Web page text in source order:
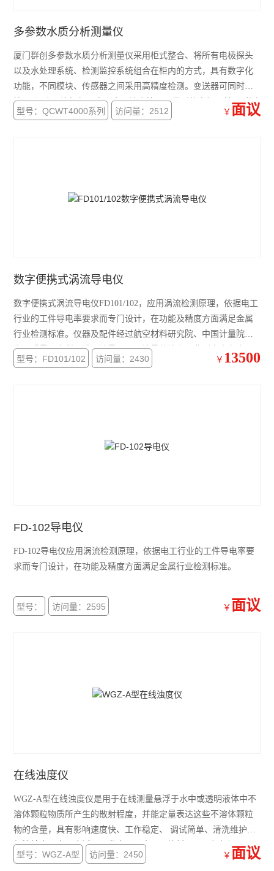
多参数水质分析测量仪
厦门群创多参数水质分析测量仪采用柜式整合、将所有电极探头
以及水处理系统、检测监控系统组合在柜内的方式，具有数字化
功能，不同模块、传感器之间采用高精度检测。变送器可同时连
接pH/温度、溶解氧、电导率、浊度等不同类型的电极，并同时测
量显示多个参数（可定制）。仪表同时输出2组可任意选择类型的
型号：QCWT4000系列 访问量：2512 ￥ 面议
数字便携式涡流导电仪
数字便携式涡流导电仪FD101/102，应用涡流检测原理，依据电工
行业的工件导电率要求而专门设计，在功能及精度方面满足金属
行业检测标准。仪器及配件经过航空材料研究院、中国计量院、
产品质量研究所、成飞计量、西飞计量的检定。典型客户有高
校、科研机构和执法机构，以及诸多世界五。
型号：FD101/102 访问量：2430 ￥ 13500
FD-102导电仪
FD-102导电仪应用涡流检测原理，依据电工行业的工件导电率要
求而专门设计，在功能及精度方面满足金属行业检测标准。
型号： 访问量：2595 ￥ 面议
在线浊度仪
WGZ-A型在线浊度仪是用于在线测量悬浮于水中或透明液体中不
溶体颗粒物质所产生的散射程度，并能定量表达这些不溶体颗粒
物的含量，具有影响速度快、工作稳定、 调试简单、清洗维护方
便等特点。产品广泛用于发电厂、水厂、饮料厂、环保部门、工
业用水等行业的在线水浊度测量。
型号：WGZ-A型 访问量：2450 ￥ 面议